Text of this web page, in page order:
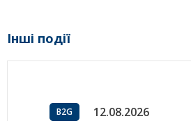
Інші події
B2G 12.08.2026